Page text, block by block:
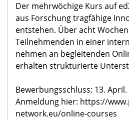
Der mehrwöchige Kurs auf
aus Forschung tragfähige
entstehen. Über acht
Teilnehmenden in einer
nehmen an begleitenden
erhalten strukturierte
Bewerbungsschluss: 13. April.
Anmeldung hier: https://
network.eu/online-courses